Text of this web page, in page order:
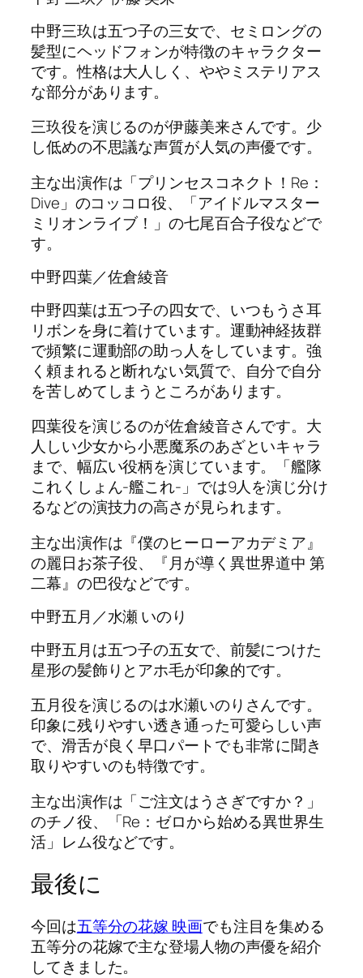
中野三玖は五つ子の三女で、セミロングの
髪型にヘッドフォンが特徴のキャラクター
です。性格は大人しく、ややミステリアス
な部分があります。
三玖役を演じるのが伊藤美来さんです。少
し低めの不思議な声質が人気の声優です。
主な出演作は「プリンセスコネクト！Re：
Dive」のコッコロ役、「アイドルマスター
ミリオンライブ！」の七尾百合子役などで
す。
中野四葉／佐倉綾音
中野四葉は五つ子の四女で、いつもうさ耳
リボンを身に着けています。運動神経抜群
で頻繁に運動部の助っ人をしています。強
く頼まれると断れない気質で、自分で自分
を苦しめてしまうところがあります。
四葉役を演じるのが佐倉綾音さんです。大
人しい少女から小悪魔系のあざといキャラ
まで、幅広い役柄を演じています。「艦隊
これくしょん-艦これ-」では9人を演じ分け
るなどの演技力の高さが見られます。
主な出演作は『僕のヒーローアカデミア』
の麗日お茶子役、『月が導く異世界道中 第
二幕』の巴役などです。
中野五月／水瀬 いのり
中野五月は五つ子の五女で、前髪につけた
星形の髪飾りとアホ毛が印象的です。
五月役を演じるのは水瀬いのりさんです。
印象に残りやすい透き通った可愛らしい声
で、滑舌が良く早口パートでも非常に聞き
取りやすいのも特徴です。
主な出演作は「ご注文はうさぎですか？」
のチノ役、「Re：ゼロから始める異世界生
活」レム役などです。
最後に
今回は五等分の花嫁 映画でも注目を集める
五等分の花嫁で主な登場人物の声優を紹介
してきました。